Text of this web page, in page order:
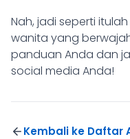
Nah, jadi seperti
wanita yang
panduan Anda dan
social media Anda!
Kembali ke Daftar